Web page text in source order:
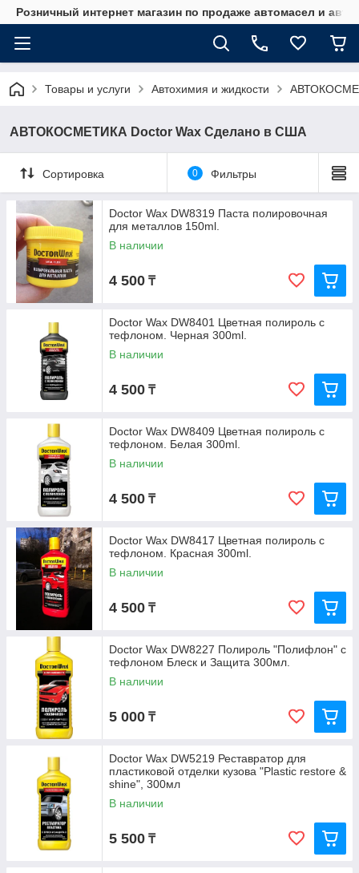
Розничный интернет магазин по продаже автомасел и
Товары и услуги Автохимия и жидкости
АВТОКОСМЕТИКА Doctor Wax Сделано в США
Сортировка 0 Фильтры
Doctor Wax DW8319 Паста полировочная
для металлов 150ml.
В наличии
4 500 ₸
Doctor Wax DW8401 Цветная полироль с
тефлоном. Черная 300ml.
В наличии
4 500 ₸
Doctor Wax DW8409 Цветная полироль с
тефлоном. Белая 300ml.
В наличии
4 500 ₸
Doctor Wax DW8417 Цветная полироль с
тефлоном. Красная 300ml.
В наличии
4 500 ₸
Doctor Wax DW8227 Полироль "Полифлон" с
тефлоном Блеск и Защита 300мл.
В наличии
5 000 ₸
Doctor Wax DW5219 Реставратор для
пластиковой отделки кузова "Plastic restore &
shine", 300мл
В наличии
5 500 ₸